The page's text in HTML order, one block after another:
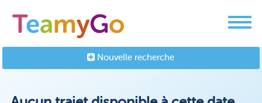
Nouvelle recherche